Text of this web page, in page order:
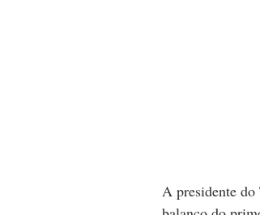
A presidente